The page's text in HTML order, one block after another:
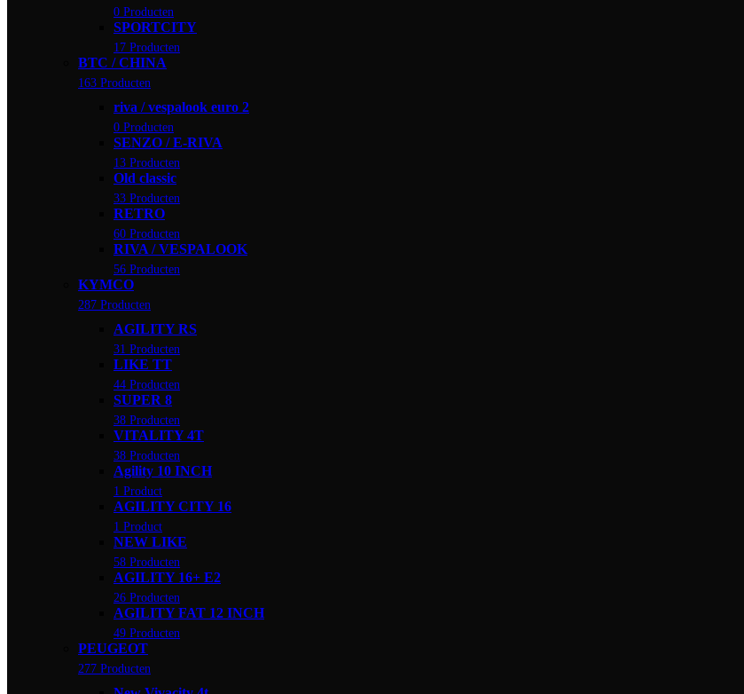
0 Producten
SPORTCITY
17 Producten
BTC / CHINA
163 Producten
riva / vespalook euro 2
0 Producten
SENZO / E-RIVA
13 Producten
Old classic
33 Producten
RETRO
60 Producten
RIVA / VESPALOOK
56 Producten
KYMCO
287 Producten
AGILITY RS
31 Producten
LIKE TT
44 Producten
SUPER 8
38 Producten
VITALITY 4T
38 Producten
Agility 10 INCH
1 Product
AGILITY CITY 16
1 Product
NEW LIKE
58 Producten
AGILITY 16+ E2
26 Producten
AGILITY FAT 12 INCH
49 Producten
PEUGEOT
277 Producten